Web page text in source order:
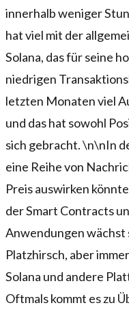
innerhalb weniger
hat viel mit der
Solana, das für seine
niedrigen
letzten Monaten viel
und das hat sowohl
sich gebracht. \n\nIn
eine Reihe von
Preis auswirken
der Smart Contracts
Anwendungen
Platzhirsch, aber
Solana und andere
Oftmals kommt es zu